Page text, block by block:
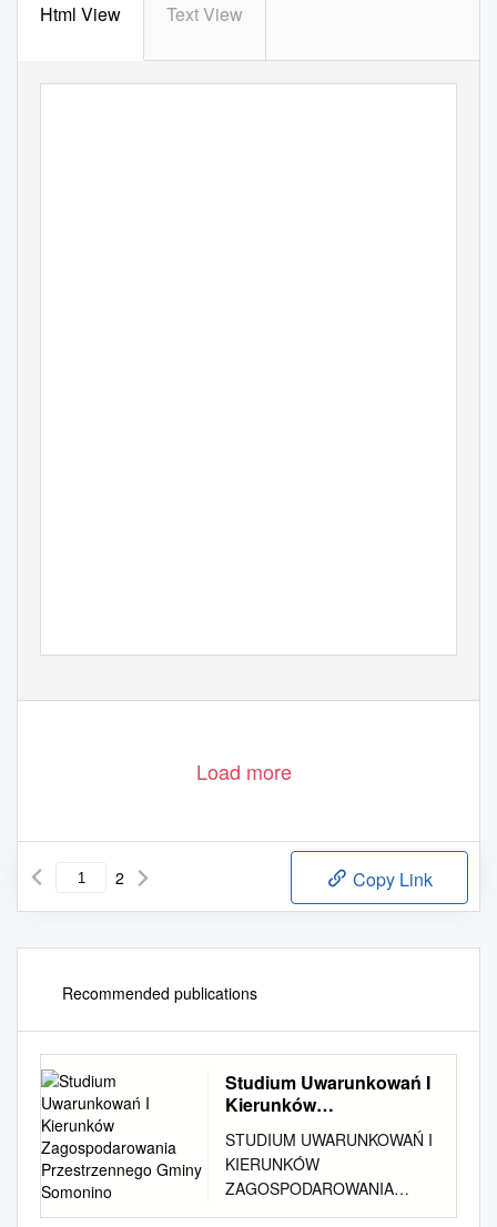
Html View Text View
Load more
2 Copy Link
Recommended publications
Studium Uwarunkowań I
Kierunków
Przestrzennego Gminy
Somonino
STUDIUM UWARUNKOWAŃ I
KIERUNKÓW
ZAGOSPODAROWANIA
PRZESTRZENNEGO GMINY